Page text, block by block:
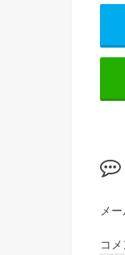
メ
コメ